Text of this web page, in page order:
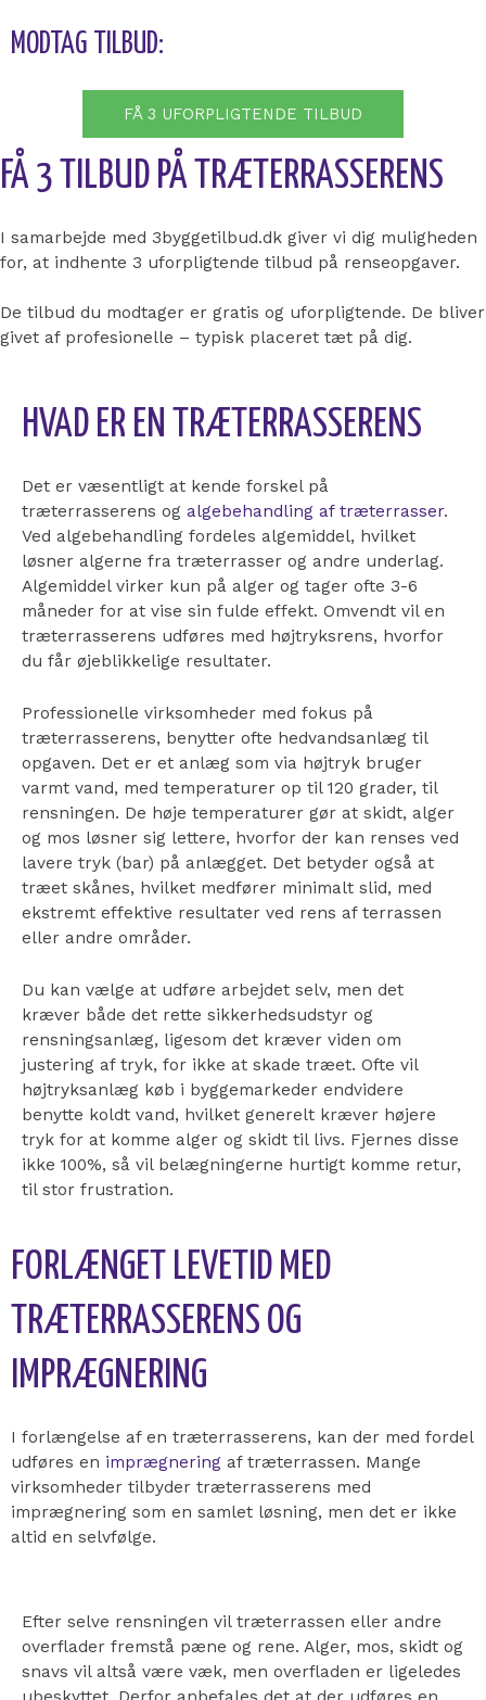
FÅ 3 TILBUD PÅ TRÆTERRASSERENS
I samarbejde med 3byggetilbud.dk giver vi dig muligheden
for, at indhente 3 uforpligtende tilbud på renseopgaver.
De tilbud du modtager er gratis og uforpligtende. De bliver
givet af profesionelle – typisk placeret tæt på dig.
MODTAG TILBUD:
FÅ 3 UFORPLIGTENDE TILBUD
HVAD ER EN TRÆTERRASSERENS
Det er væsentligt at kende forskel på
træterrasserens og algebehandling af træterrasser.
Ved algebehandling fordeles algemiddel, hvilket
løsner algerne fra træterrasser og andre underlag.
Algemiddel virker kun på alger og tager ofte 3-6
måneder for at vise sin fulde effekt. Omvendt vil en
træterrasserens udføres med højtryksrens, hvorfor
du får øjeblikkelige resultater.
Professionelle virksomheder med fokus på
træterrasserens, benytter ofte hedvandsanlæg til
opgaven. Det er et anlæg som via højtryk bruger
varmt vand, med temperaturer op til 120 grader, til
rensningen. De høje temperaturer gør at skidt, alger
og mos løsner sig lettere, hvorfor der kan renses ved
lavere tryk (bar) på anlægget. Det betyder også at
træet skånes, hvilket medfører minimalt slid, med
ekstremt effektive resultater ved rens af terrassen
eller andre områder.
Du kan vælge at udføre arbejdet selv, men det
kræver både det rette sikkerhedsudstyr og
rensningsanlæg, ligesom det kræver viden om
justering af tryk, for ikke at skade træet. Ofte vil
højtryksanlæg køb i byggemarkeder endvidere
benytte koldt vand, hvilket generelt kræver højere
tryk for at komme alger og skidt til livs. Fjernes disse
ikke 100%, så vil belægningerne hurtigt komme retur,
til stor frustration.
FORLÆNGET LEVETID MED
TRÆTERRASSERENS OG
IMPRÆGNERING
I forlængelse af en træterrasserens, kan der med fordel
udføres en imprægnering af træterrassen. Mange
virksomheder tilbyder træterrasserens med
imprægnering som en samlet løsning, men det er ikke
altid en selvfølge.
Efter selve rensningen vil træterrassen eller andre
overflader fremstå pæne og rene. Alger, mos, skidt og
snavs vil altså være væk, men overfladen er ligeledes